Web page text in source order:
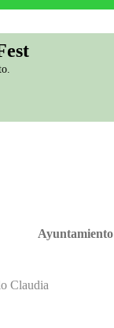
Ayuntamiento
Claudia